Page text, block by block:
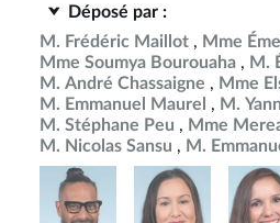
Date de dépôt
19 octobre 2024
17 octobre 2024
19 octobre 2024
Déposé par :
M. Frédéric Maillot
Mme
Mme Soumya Bourouaha
M.
M. André Chassaigne
Mme
M. Emmanuel Maurel
M.
M. Stéphane Peu
Mme
M. Nicolas Sansu
M.